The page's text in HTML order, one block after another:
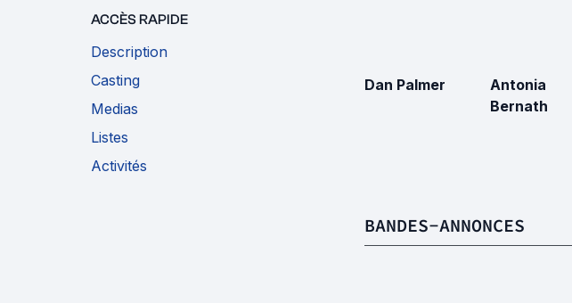
ACCÈS RAPIDE
Description
Casting
Medias
Listes
Activités
Dan Palmer
Antonia
Bernath
BANDES-ANNONCES